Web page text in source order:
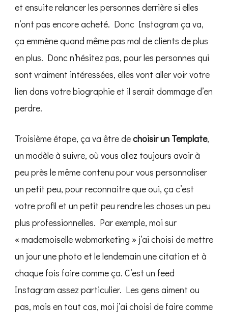
et ensuite relancer les personnes derrière si elles
n’ont pas encore acheté. Donc Instagram ça va,
ça emmène quand même pas mal de clients de plus
en plus. Donc n’hésitez pas, pour les personnes qui
sont vraiment intéressées, elles vont aller voir votre
lien dans votre biographie et il serait dommage d’en
perdre.
Troisième étape, ça va être dechoisir un Template,
un modèle à suivre, où vous allez toujours avoir à
peu près le même contenu pour vous personnaliser
un petit peu, pour reconnaitre que oui, ça c’est
votre profil et un petit peu rendre les choses un peu
plus professionnelles. Par exemple, moi sur
« mademoiselle webmarketing » j’ai choisi de mettre
un jour une photo et le lendemain une citation et à
chaque fois faire comme ça. C’est un feed
Instagram assez particulier. Les gens aiment ou
pas, mais en tout cas, moi j’ai choisi de faire comme